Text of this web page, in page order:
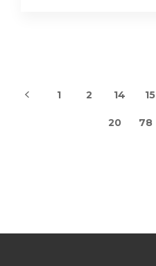
1 2 14 15
20 78